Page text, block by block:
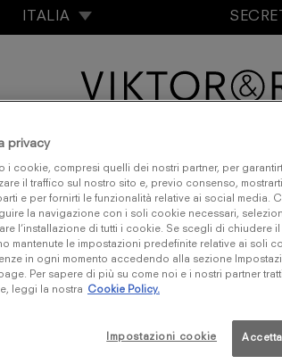
ITALIA
privacy
i cookie, compresi quelli dei nostri partner, per
il traffico sul nostro sito e, previo consenso,
e per fornirti le funzionalità relative ai social media.
la navigazione con i soli cookie necessari,
l’installazione di tutti i cookie. Se scegli di chiudere
mantenute le impostazioni predefinite relative ai soli
in ogni momento accedendo alla sezione
Per sapere di più su come noi e i nostri partner
leggi la nostra Cookie Policy.
Impostazioni cookie